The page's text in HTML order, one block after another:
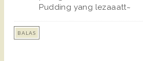
Pudding yang lezaaatt~
BALAS